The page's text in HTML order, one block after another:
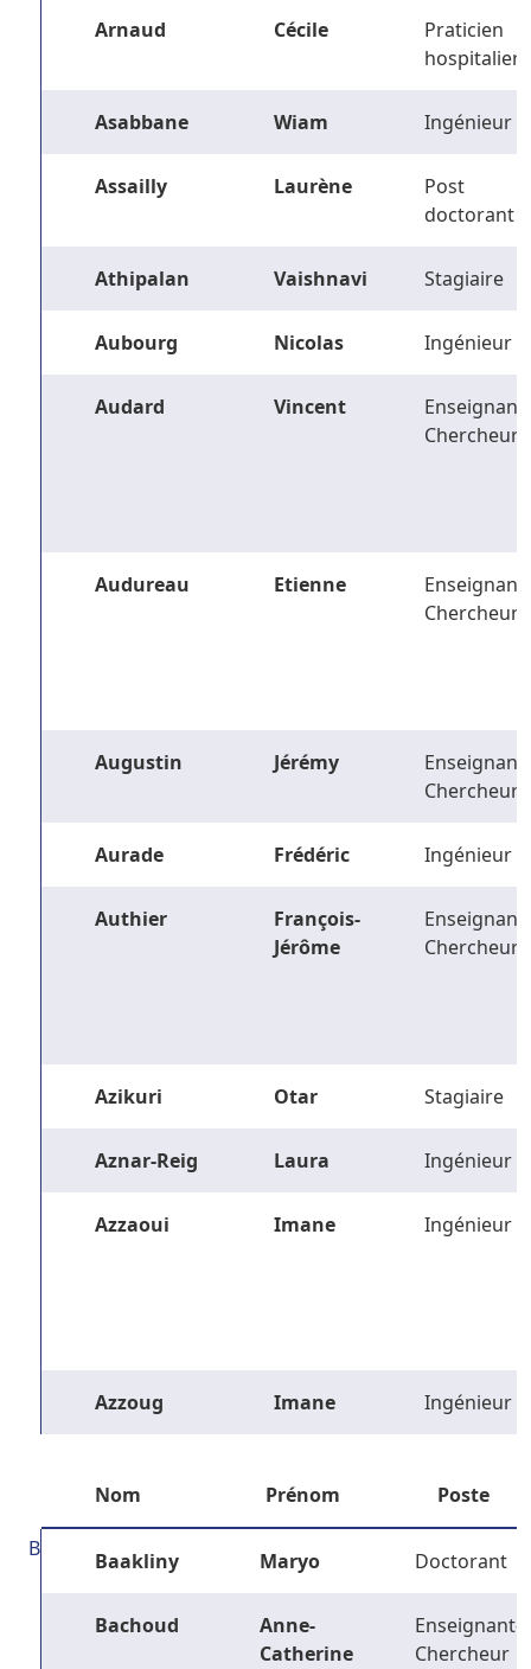
Arnaud Cécile
Praticien
hospitalier
Asabbane Wiam Ingénieur
Assailly Laurène
Post
doctorant
Athipalan Vaishnavi Stagiaire
Aubourg Nicolas Ingénieur
Audard Vincent
Enseignant-
Chercheur
Audureau Etienne
Enseignant-
Chercheur
Augustin Jérémy
Enseignant-
Chercheur
Aurade Frédéric Ingénieur
Authier
François-
Jérôme
Enseignant-
Chercheur
Azikuri Otar Stagiaire
Aznar-Reig Laura Ingénieur
Azzaoui Imane Ingénieur
Azzoug Imane Ingénieur
Nom Prénom Poste
B Baakliny Maryo Doctorant
Bachoud
Anne-
Catherine
Enseignant-
Chercheur